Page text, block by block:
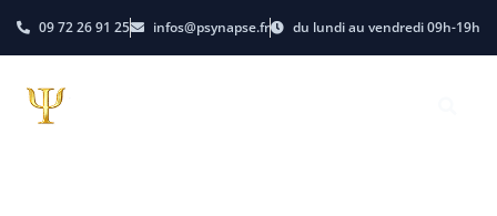
09 72 26 91 25 infos@psynapse.fr du lundi au vendredi 09h-19h